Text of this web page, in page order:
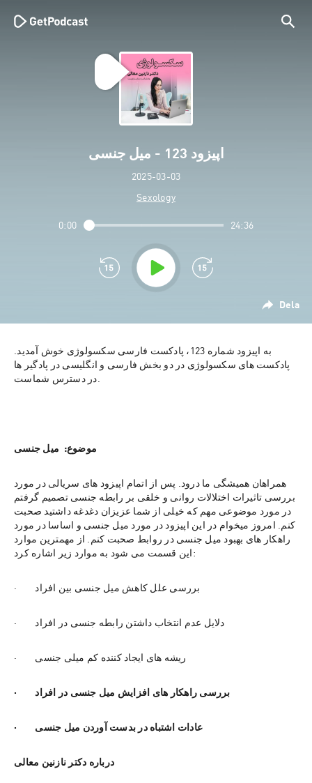
اپیزود 123 - میل جنسی
2025-03-03
Sexology
Dela
0:00 24:36
به اپیزود شماره 123، پادکست فارسی سکسولوژی خوش آمدید.
پادکست های سکسولوژی در دو بخش فارسی و انگلیسی در پادگیر ها
در دسترس شماست.
موضوع:  میل جنسی
همراهان همیشگی ما درود. پس از اتمام اپیزود های سریالی در مورد
بررسی تاثیرات اختلالات روانی و خلقی بر رابطه جنسی تصمیم گرفتم
در مورد موضوعی مهم که خیلی از شما عزیزان دغدغه داشتید صحبت
کنم. امروز میخوام در این اپیزود در مورد میل جنسی و اساسا در مورد
راهکار های بهبود میل جنسی در روابط صحبت کنم. از مهمترین موارد
این قسمت می شود به موارد زیر اشاره کرد:
·        بررسی علل کاهش میل جنسی بین افراد
·        دلایل عدم انتخاب داشتن رابطه جنسی در افراد
·        ریشه های ایجاد کننده کم میلی جنسی
·        بررسی راهکار های افزایش میل جنسی در افراد
·        عادات اشتباه در بدست آوردن میل جنسی
درباره دکتر نازنین معالی